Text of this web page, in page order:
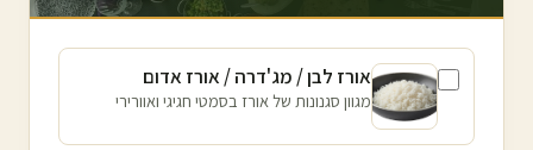
אורז לבן / מג'דרה / אורז אדום
מגוון סגנונות של אורז בסמטי חגיגי ואוורירי